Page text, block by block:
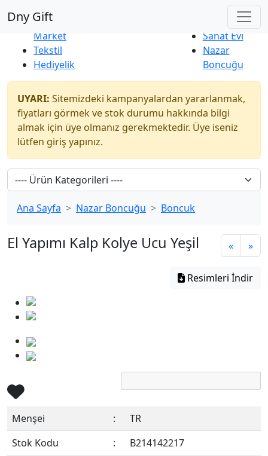
Dny Gift
Yeni Ürünler
İndirim
Market
Tekstil
Hediyelik
Sanat Evi
Nazar
Boncuğu
UYARI: Sitemizdeki kampanyalardan yararlanmak,
fiyatları görmek ve stok durumu hakkında bilgi
almak için üye olmanız gerekmektedir. Üye iseniz
lütfen giriş yapınız.
Ana Sayfa Nazar Boncuğu Boncuk
El Yapımı Kalp Kolye Ucu Yeşil « »
Resimleri İndir
Menşei :
TR
Stok Kodu
:
B214142217